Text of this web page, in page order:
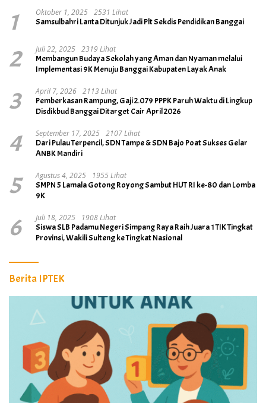
1 Oktober 1, 2025 2531 Lihat
Samsulbahri Lanta Ditunjuk Jadi Plt Sekdis Pendidikan Banggai
2 Juli 22, 2025 2319 Lihat
Membangun Budaya Sekolah yang Aman dan Nyaman melalui
Implementasi 9K Menuju Banggai Kabupaten Layak Anak
3 April 7, 2026 2113 Lihat
Pemberkasan Rampung, Gaji 2.079 PPPK Paruh Waktu di Lingkup
Disdikbud Banggai Ditarget Cair April 2026
4 September 17, 2025 2107 Lihat
Dari Pulau Terpencil, SDN Tampe & SDN Bajo Poat Sukses Gelar
ANBK Mandiri
5 Agustus 4, 2025
1955 Lihat
SMPN 5 Lamala Gotong Royong Sambut HUT RI ke-80 dan Lomba
9K
6 Juli 18, 2025
1908 Lihat
Siswa SLB Padamu Negeri Simpang Raya Raih Juara 1 TIK Tingkat
Provinsi, Wakili Sulteng ke Tingkat Nasional
Berita IPTEK